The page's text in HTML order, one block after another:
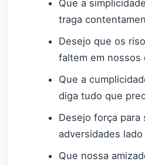
Que a
traga
Desejo que os
faltem em nossos
Que a
diga tudo que
Desejo força para
adversidades lado
Que nossa